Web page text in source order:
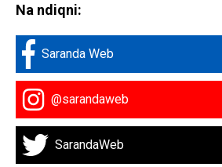
Na ndiqni:
Saranda Web
@sarandaweb
SarandaWeb